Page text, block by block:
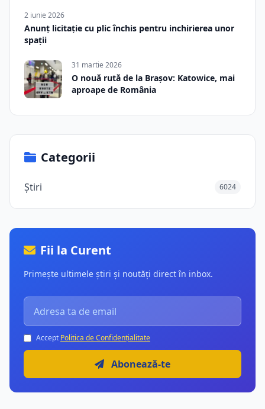
2 iunie 2026
Anunț licitație cu plic închis pentru inchirierea unor
spații
31 martie 2026
O nouă rută de la Brașov: Katowice, mai
aproape de România
Categorii
Știri 6024
Fii la Curent
Primește ultimele știri și noutăți direct în inbox.
Accept Politica de Confidențialitate
Abonează-te